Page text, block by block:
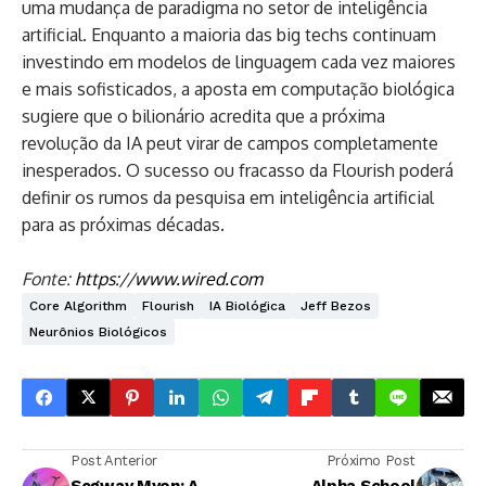
uma mudança de paradigma no setor de inteligência
artificial. Enquanto a maioria das big techs continuam
investindo em modelos de linguagem cada vez maiores
e mais sofisticados, a aposta em computação biológica
sugiere que o bilionário acredita que a próxima
revolução da IA peut virar de campos completamente
inesperados. O sucesso ou fracasso da Flourish poderá
definir os rumos da pesquisa em inteligência artificial
para as próximas décadas.
Fonte: https://www.wired.com
Core Algorithm Flourish IA Biológica
Jeff Bezos
Neurônios Biológicos
Post Anterior Próximo Post